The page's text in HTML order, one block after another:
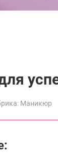
Маникюр